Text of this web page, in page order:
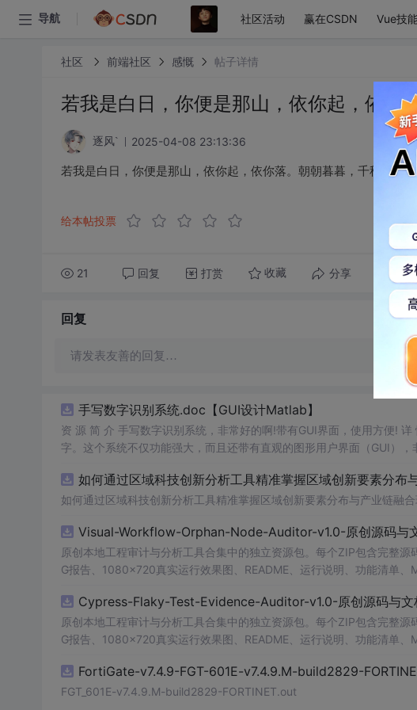
导航 社区活动 赢在CSDN Vue技
社区 前端社区 感慨 帖子详情
若我是白日，你便是那山，依你起，依你
逐风` 2025-04-08 23:13:36
若我是白日，你便是那山，依你起，依你落。朝朝暮暮，千秋万代。
给本帖投票
21 回复 打赏 收藏 分享 转
回复
请发表友善的回复…
手写数字识别系统.doc【GUI设计Matlab】
资 源 简 介 手写数字识别系统，非常好的啊!带有GUI界面，使用方便!
字。这个系统不仅功能强大，而且还带有直观的图形用户界面（GUI）
便和实用的工具，你一定会喜欢它的！
如何通过区域科技创新分析工具精准掌握区域创新要素分布
如何通过区域科技创新分析工具精准掌握区域创新要素分布与产业链融合
Visual-Workflow-Orphan-Node-Auditor-v1.0-原创源码与
原创本地工程审计与分析工具合集中的独立资源包。每个ZIP包含完整
G报告、1080×720真实运行效果图、README、运行说明、功能清单
源码、Logo、官方截图、论文、生产日志或其他受限素材。适合前端开
Cypress-Flaky-Test-Evidence-Auditor-v1.0-原创源码与文
原创本地工程审计与分析工具合集中的独立资源包。每个ZIP包含完整
G报告、1080×720真实运行效果图、README、运行说明、功能清单
源码、Logo、官方截图、论文、生产日志或其他受限素材。适合前端开
FortiGate-v7.4.9-FGT-601E-v7.4.9.M-build2829-
FGT_601E-v7.4.9.M-build2829-FORTINET.out